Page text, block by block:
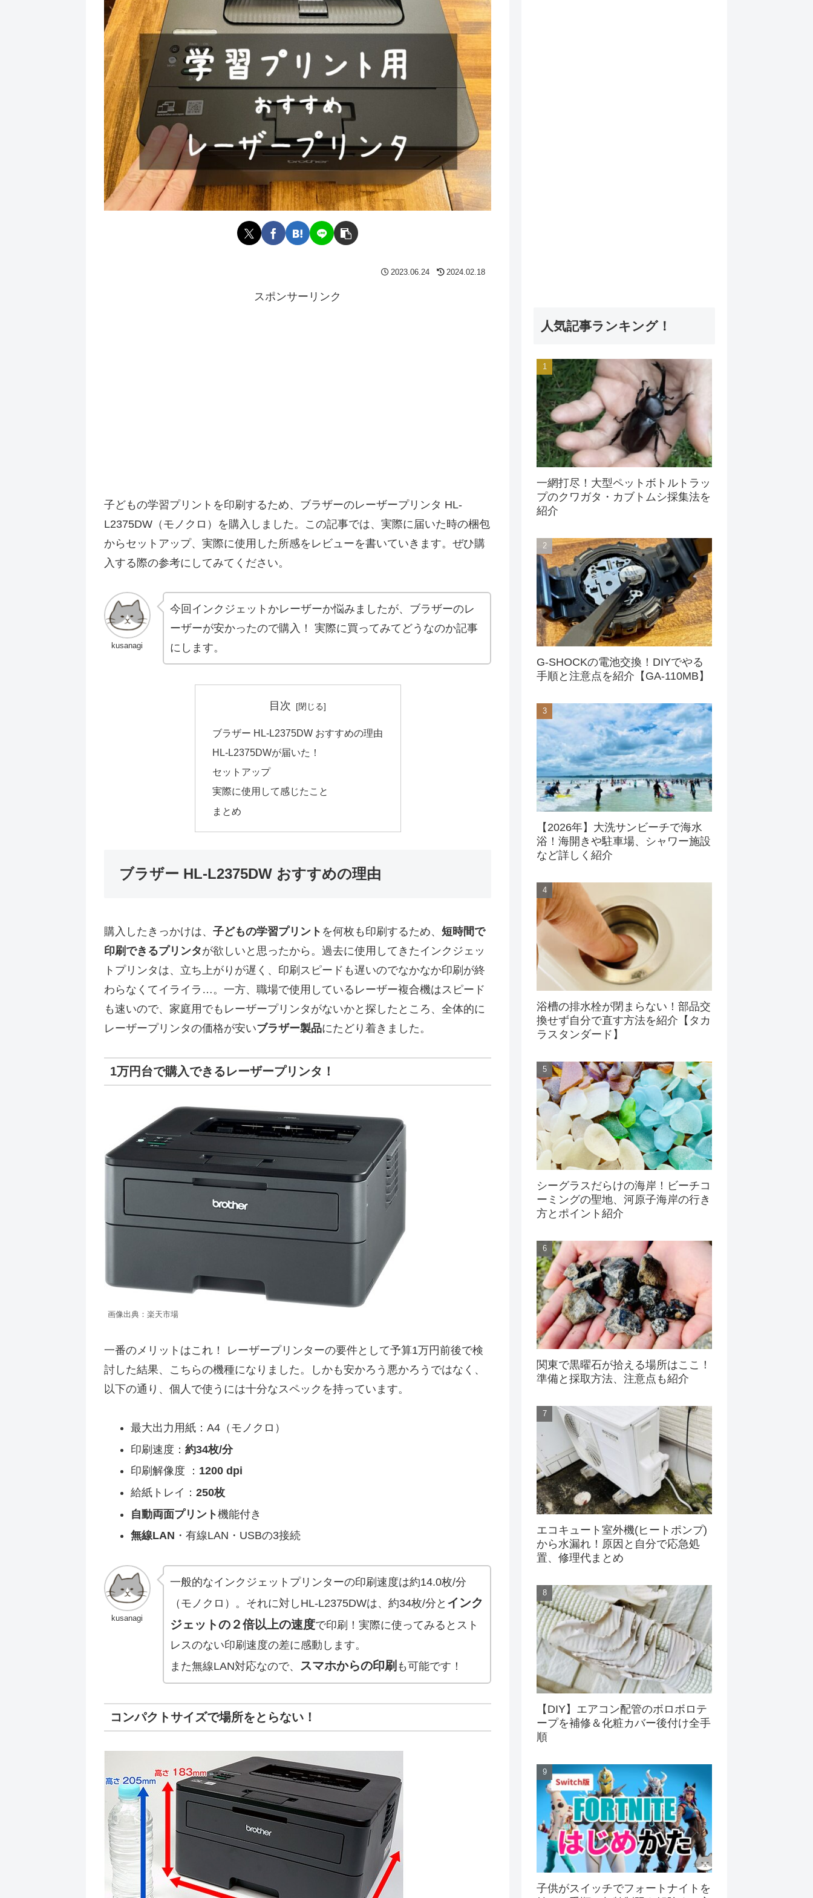
2023.06.24 2024.02.18
スポンサーリンク
子どもの学習プリントを印刷するため、ブラザーのレーザープリンタ HL-
L2375DW（モノクロ）を購入しました。この記事では、実際に届いた時の梱包
からセットアップ、実際に使用した所感をレビューを書いていきます。ぜひ購
入する際の参考にしてみてください。
kusanagi
今回インクジェットかレーザーか悩みましたが、ブラザーのレ
ーザーが安かったので購入！ 実際に買ってみてどうなのか記事
にします。
目次
ブラザー HL-L2375DW おすすめの理由
HL-L2375DWが届いた！
セットアップ
実際に使用して感じたこと
まとめ
ブラザー HL-L2375DW おすすめの理由
購入したきっかけは、 子どもの学習プリント を何枚も印刷するため、 短時間で
印刷できるプリンタが欲しいと思ったから。過去に使用してきたインクジェッ
トプリンタは、立ち上がりが遅く、印刷スピードも遅いのでなかなか印刷が終
わらなくてイライラ…。一方、職場で使用しているレーザー複合機はスピード
も速いので、家庭用でもレーザープリンタがないかと探したところ、全体的に
レーザープリンタの価格が安いブラザー製品にたどり着きました。
1万円台で購入できるレーザープリンタ！
画像出典：楽天市場
一番のメリットはこれ！ レーザープリンターの要件として予算1万円前後で検
討した結果、こちらの機種になりました。しかも安かろう悪かろうではなく、
以下の通り、個人で使うには十分なスペックを持っています。
最大出力用紙：A4（モノクロ）
印刷速度： 約34枚/分
印刷解像度 ： 1200 dpi
給紙トレイ： 250枚
自動両面プリント機能付き
無線LAN ・有線LAN・USBの3接続
kusanagi
一般的なインクジェットプリンターの印刷速度は約14.0枚/分
（モノクロ）。それに対しHL-L2375DWは、約34枚/分と インク
ジェットの２倍以上の速度で印刷！実際に使ってみるとスト
レスのない印刷速度の差に感動します。
また無線LAN対応なので、
スマホからの印刷 も可能です！
コンパクトサイズで場所をとらない！
人気記事ランキング！
一網打尽！大型ペットボトルトラッ
プのクワガタ・カブトムシ採集法を
紹介
G-SHOCKの電池交換！DIYでやる
手順と注意点を紹介【GA-110MB】
【2026年】大洗サンビーチで海水
浴！海開きや駐車場、シャワー施設
など詳しく紹介
浴槽の排水栓が閉まらない！部品交
換せず自分で直す方法を紹介【タカ
ラスタンダード】
シーグラスだらけの海岸！ビーチコ
ーミングの聖地、河原子海岸の行き
方とポイント紹介
関東で黒曜石が拾える場所はここ！
準備と採取方法、注意点も紹介
エコキュート室外機(ヒートポンプ)
から水漏れ！原因と自分で応急処
置、修理代まとめ
【DIY】エアコン配管のボロボロテ
ープを補修＆化粧カバー後付け全手
順
子供がスイッチでフォートナイトを